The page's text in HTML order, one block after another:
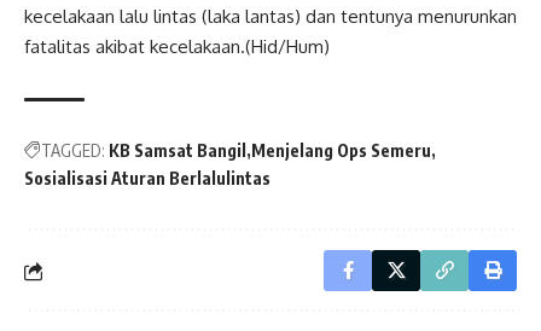
kecelakaan lalu lintas (laka lantas) dan tentunya menurunkan
fatalitas akibat kecelakaan.(Hid/Hum)
TAGGED: KB Samsat Bangil Menjelang Ops Semeru
Sosialisasi Aturan Berlalulintas